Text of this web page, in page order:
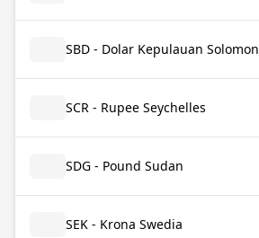
SBD - Dolar Kepulauan Solomon
SCR - Rupee Seychelles
SDG - Pound Sudan
SEK - Krona Swedia